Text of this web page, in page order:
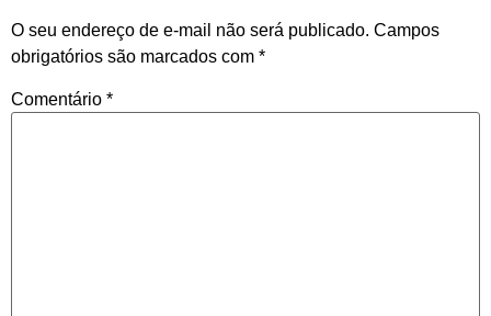
O seu endereço de e-mail não será publicado. Campos
obrigatórios são marcados com *
Comentário *